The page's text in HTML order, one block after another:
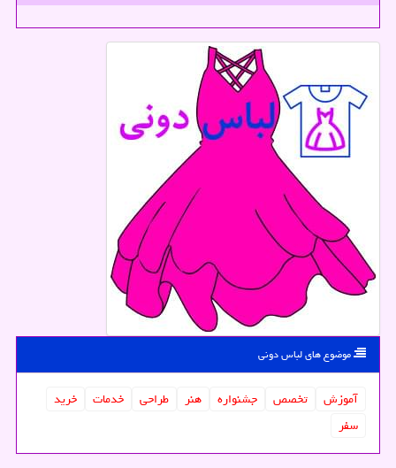
موضوع های لباس دونی
آموزش تخصص جشنواره هنر طراحی خدمات
خرید
سفر